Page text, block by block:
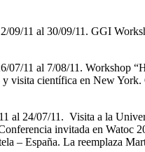
09/11 al 30/09/11. GGI
07/11 al 7/08/11. Workshop
visita científica en New York.
al 24/07/11. Visita a la
invitada en Watoc
– España. La reemplaza